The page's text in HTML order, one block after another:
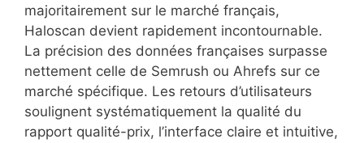
majoritairement sur le marché français,
Haloscan devient rapidement incontournable.
La précision des données françaises surpasse
nettement celle de Semrush ou Ahrefs sur ce
marché spécifique. Les retours d’utilisateurs
soulignent systématiquement la qualité du
rapport qualité-prix, l’interface claire et intuitive,